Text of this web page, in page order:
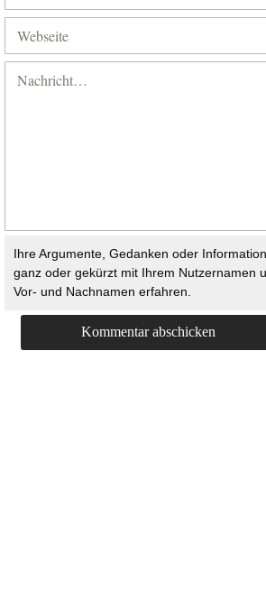
Ihre Argumente, Gedanken oder
ganz oder gekürzt mit Ihrem Nutzernamen
Vor- und Nachnamen erfahren.